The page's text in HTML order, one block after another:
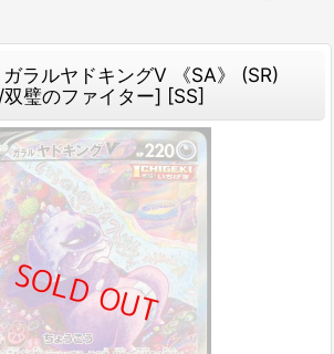
ガラルヤドキングV 《SA》 (SR)
璧のファイター] [SS]